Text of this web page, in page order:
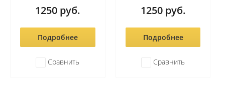
1250руб.
Подробнее
Сравнить
1250руб.
Подробнее
Сравнить